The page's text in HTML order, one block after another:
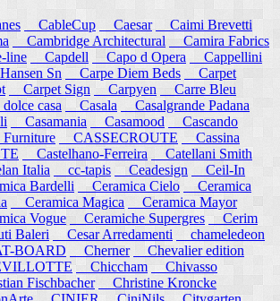
CableCup Caesar
Caimi Brevetti
Cambridge Architectural
Camira Fabrics
line
Capdell Capo d Opera
Cappellini
Sn
Carpe Diem Beds
Carpet
Carpet Sign Carpyen
Carre Bleu
casa
Casala
Casalgrande Padana
Casamania Casamood
Cascando
CASSECROUTE
Cassina
Castelhano-Ferreira
Catellani Smith
Italia
cc-tapis Ceadesign
Ceil-In
Bardelli
Ceramica Cielo
Ceramica
Ceramica Magica
Ceramica Mayor
Vogue
Ceramiche Supergres Cerim
Baleri
Cesar Arredamenti
chameledeon
BOARD
Cherner
Chevalier edition
Chiccham
Chivasso
Fischbacher
Christine Kroncke